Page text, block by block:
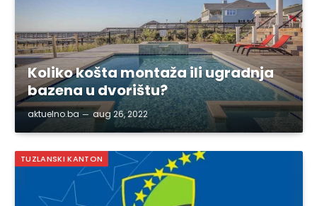
Koliko košta montaža ili ugradnja
bazena u dvorištu?
aktuelno.ba aug 26, 2022
TUZLANSKI KANTON